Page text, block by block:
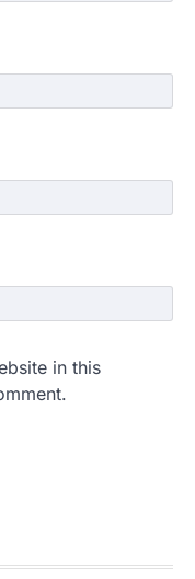
in this